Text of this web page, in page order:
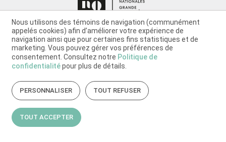
Nous utilisons des témoins de navigation (communément
appelés cookies) afin d’améliorer votre expérience de
navigation ainsi que pour certaines fins statistiques et de
marketing. Vous pouvez gérer vos préférences de
consentement. Consultez notre Politique de
confidentialitépour plus de détails.
PERSONNALISER TOUT REFUSER
TOUT ACCEPTER